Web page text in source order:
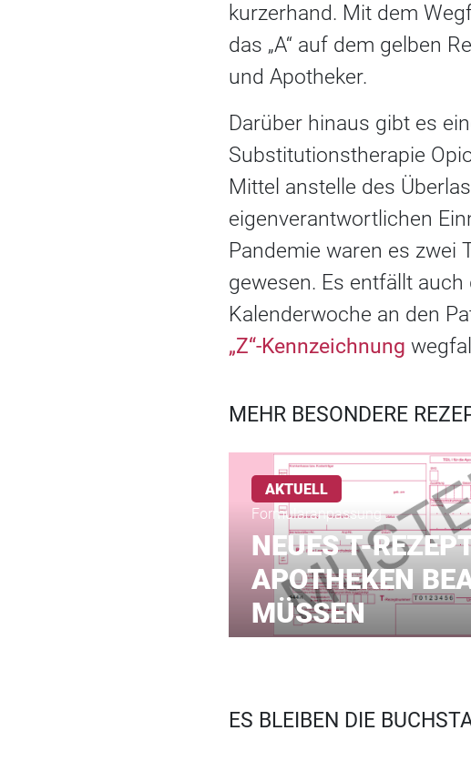
kurzerhand. Mit dem
das „A“ auf dem gelben
und Apotheker.
Darüber hinaus gibt es
Substitutionstherapie
Mittel anstelle des
eigenverantwortlichen
Pandemie waren es zwei
gewesen. Es entfällt
Kalenderwoche an den
„Z“-Kennzeichnung
MEHR BESONDERE
AKTUELL
Formularanpassung
NEUES T-
APOTHEKEN
MÜSSEN
ES BLEIBEN DIE